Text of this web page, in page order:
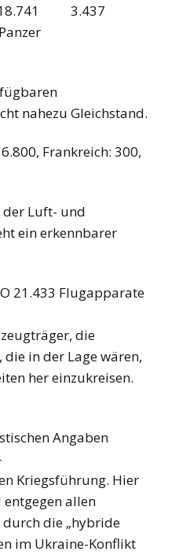
3.437
nahezu Gleichstand.
Frankreich: 300,
der Luft- und
ein erkennbarer
21.433 Flugapparate
die
die in der Lage wären,
her einzukreisen.
Angaben
Kriegsführung. Hier
entgegen allen
die „hybride
im Ukraine-Konflikt